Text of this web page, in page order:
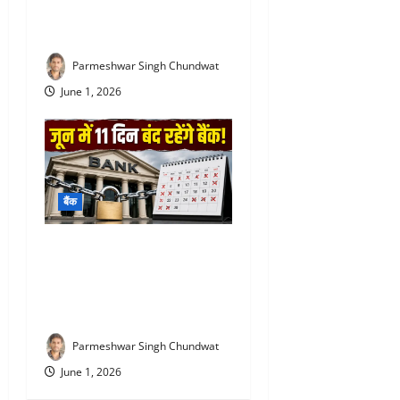
Parmeshwar Singh Chundwat
June 1, 2026
बैंक
Parmeshwar Singh Chundwat
June 1, 2026